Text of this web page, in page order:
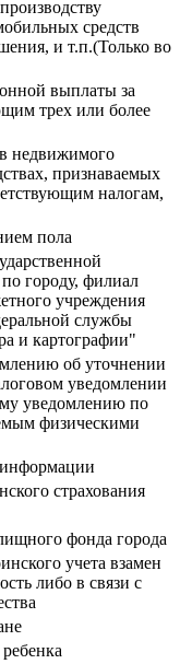
средств
и т.п.(Только во
выплаты за
трех или более
недвижимого
признаваемых
налогам,
пола
городу, филиал
учреждения
службы
и картографии"
об уточнении
уведомлении
уведомлению по
физическими
информации
страхования
фонда города
учета взамен
либо в связи с